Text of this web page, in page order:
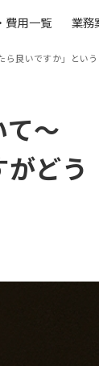
費用一覧 業務
ら良いですか」とい
～
どう